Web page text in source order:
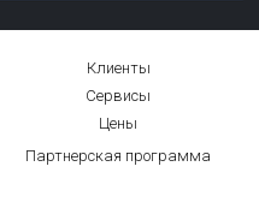
Клиенты
Сервисы
Цены
Партнерская программа